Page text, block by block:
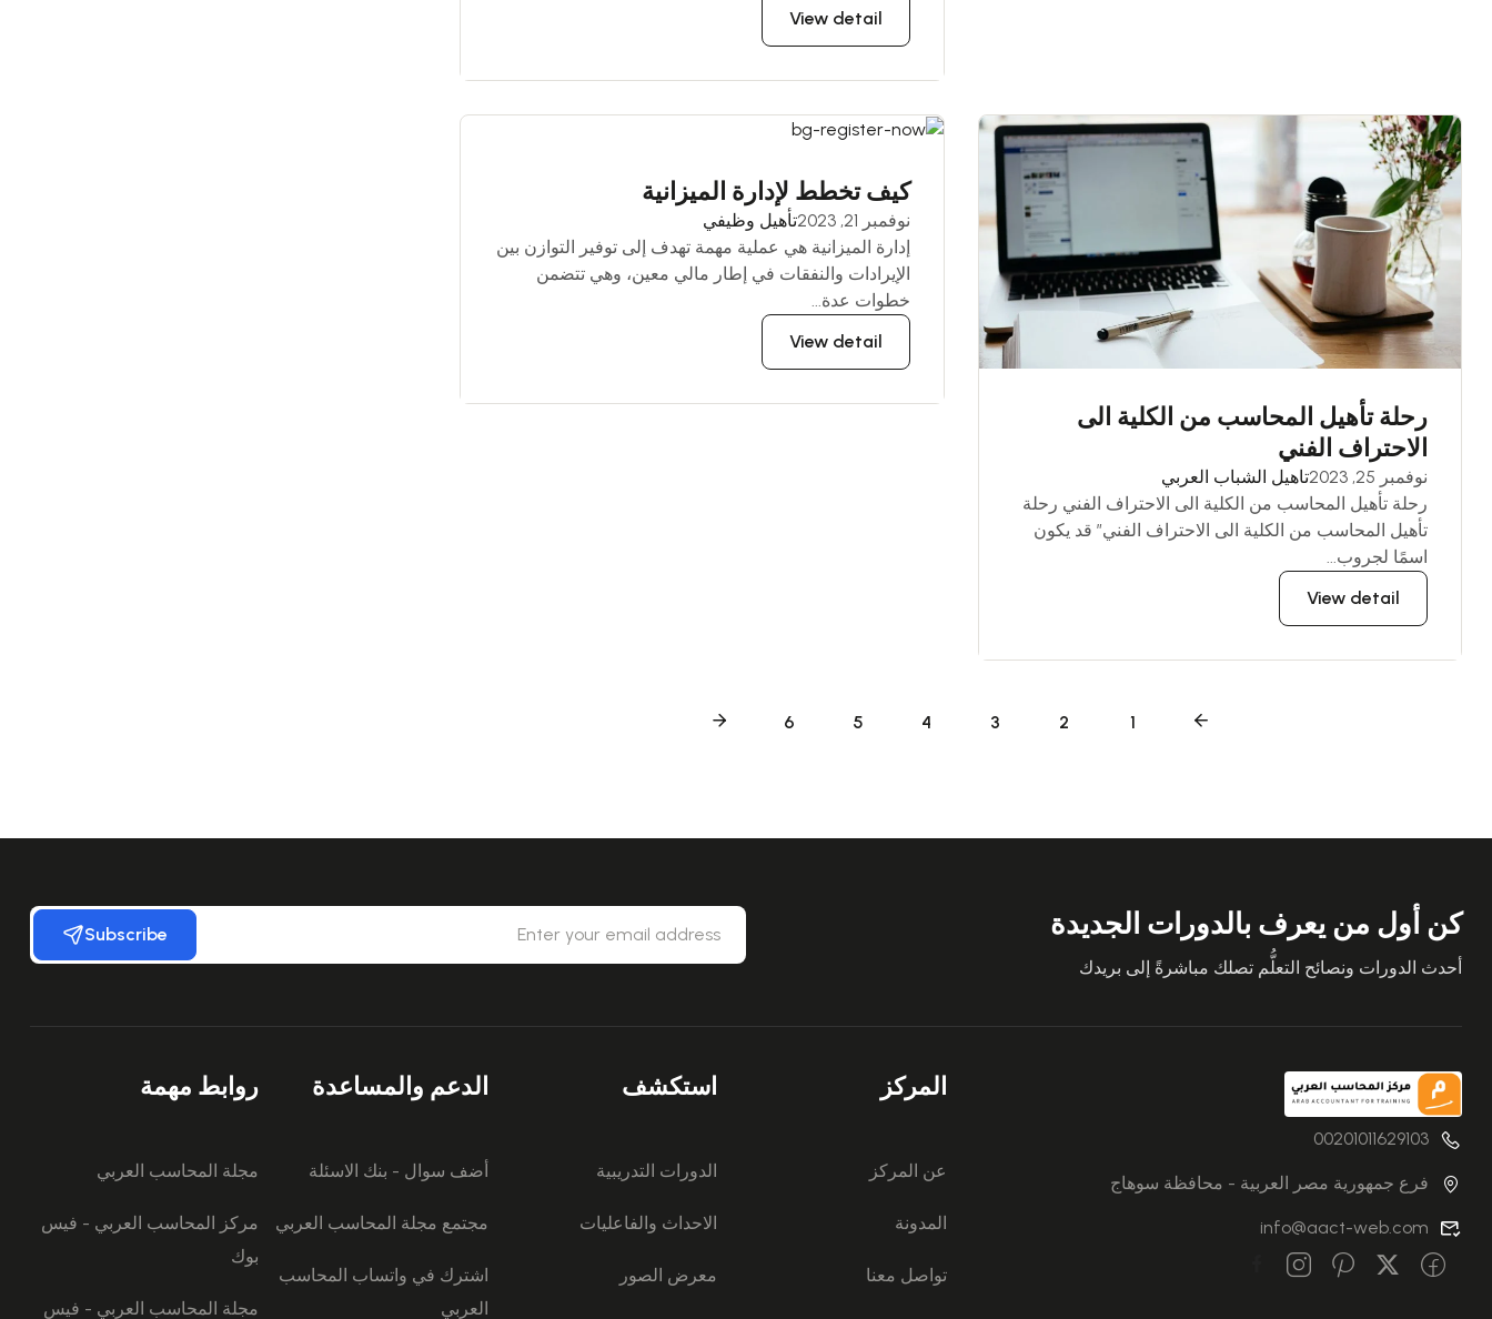
View detail
رحلة تأهيل المحاسب من الكلية الى
الاحتراف الفني
نوفمبر 25, 2023
تاهيل الشباب العربي
رحلة تأهيل المحاسب من الكلية الى الاحتراف الفني رحلة
تأهيل المحاسب من الكلية الى الاحتراف الفني” قد يكون
اسمًا لجروب...
View detail
كيف تخطط لإدارة الميزانية
نوفمبر 21, 2023
تأهيل وظيفي
إدارة الميزانية هي عملية مهمة تهدف إلى توفير التوازن بين
الإيرادات والنفقات في إطار مالي معين، وهي تتضمن
خطوات عدة...
View detail
1
2
3
4
5
6
كن أول من يعرف بالدورات الجديدة
أحدث الدورات ونصائح التعلُّم تصلك مباشرةً إلى بريدك
Subscribe
00201011629103
فرع جمهورية مصر العربية - محافظة سوهاج
info@aact-web.com
المركز
عن المركز
المدونة
تواصل معنا
استكشف
الدورات التدريبية
الاحداث والفاعليات
معرض الصور
الدعم والمساعدة
أضف سوال - بنك الاسئلة
مجتمع مجلة المحاسب العربي
اشترك في واتساب المحاسب
العربي
روابط مهمة
مجلة المحاسب العربي
مركز المحاسب العربي - فيس
بوك
مجلة المحاسب العربي - فيس